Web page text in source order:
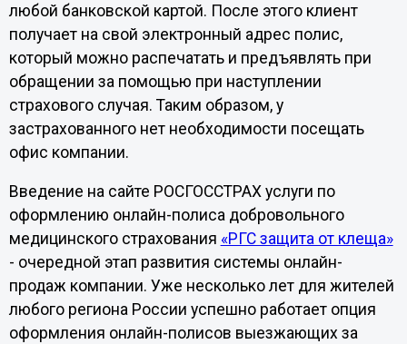
любой банковской картой. После этого клиент
получает на свой электронный адрес полис,
который можно распечатать и предъявлять при
обращении за помощью при наступлении
страхового случая. Таким образом, у
застрахованного нет необходимости посещать
офис компании.
Введение на сайте РОСГОССТРАХ услуги по
оформлению онлайн-полиса добровольного
медицинского страхования «РГС защита от клеща»
- очередной этап развития системы онлайн-
продаж компании. Уже несколько лет для жителей
любого региона России успешно работает опция
оформления онлайн-полисов выезжающих за